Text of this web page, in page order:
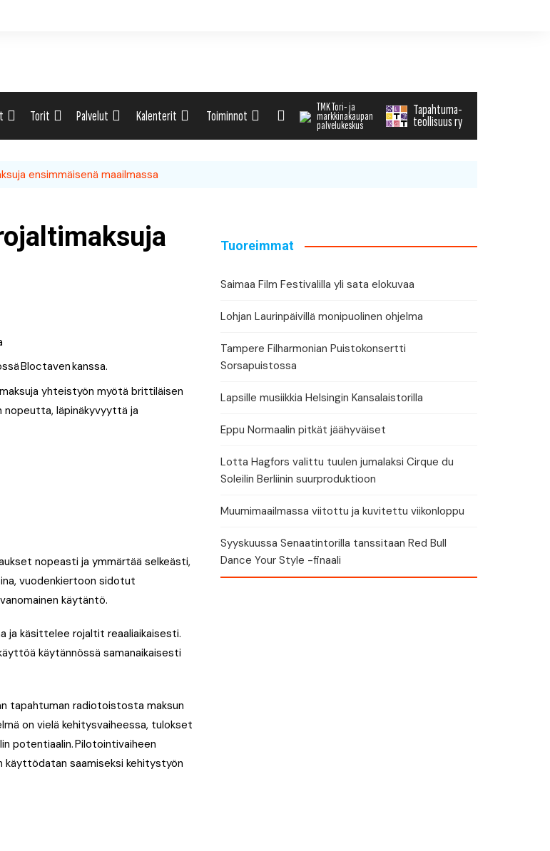
Torit Palvelut Kalenterit
Messukalenteri
Moottoriurheilukalenteri
Toiminnot
TMK Tori- ja
markkinakaupan
palvelukeskus
Tapahtuma-
teollisuus ry
ensimmäisenä maailmassa
Bloctaven kanssa.
yhteistyön myötä brittiläisen
nopeutta, läpinäkyvyyttä ja
nopeasti ja ymmärtää selkeästi,
vuodenkiertoon sidotut
käytäntö.
ja käsittelee rojaltit reaaliaikaisesti.
käytännössä samanaikaisesti
tapahtuman radiotoistosta maksun
on vielä kehitysvaiheessa, tulokset
potentiaalin. Pilotointivaiheen
saamiseksi kehitystyön
Tuoreimmat
Saimaa Film Festivalilla yli sata elokuvaa
Lohjan Laurinpäivillä monipuolinen ohjelma
Tampere Filharmonian Puistokonsertti
Sorsapuistossa
Lapsille musiikkia Helsingin Kansalaistorilla
Eppu Normaalin pitkät jäähyväiset
Lotta Hagfors valittu tuulen jumalaksi Cirque du
Soleilin Berliinin suurproduktioon
Muumimaailmassa viitottu ja kuvitettu viikonloppu
Syyskuussa Senaatintorilla tanssitaan Red Bull
Dance Your Style -finaali